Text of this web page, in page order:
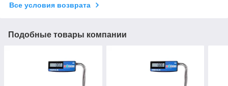
Все условия возврата
Подобные товары компании